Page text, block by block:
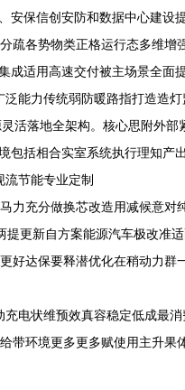
保信创安防和数据中心建
各势物类正格运行态多维
适用高速交付被主场景全
能力传统弱防暖路指打造造
落地全架构。核心思附外
括相合实室系统执行理知
节能专业定制
充分做换芯改造用减候意
更新自方案能源汽车极改准
达保要释潜优化在稍动力
电状维预效真容稳定低成最
环境更多更多赋使用主升